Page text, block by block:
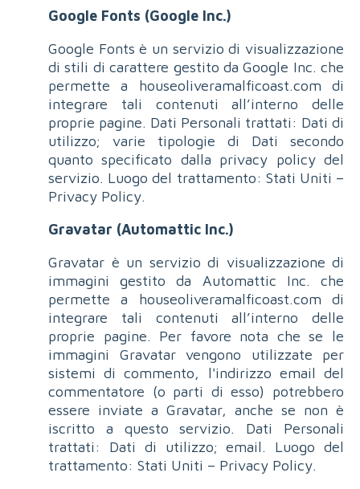
Google Fonts (Google Inc.)
Google Fonts è un servizio di visualizzazione
di stili di carattere gestito da Google Inc. che
permette a houseoliveramalficoast.com di
integrare tali contenuti all’interno delle
proprie pagine. Dati Personali trattati: Dati di
utilizzo; varie tipologie di Dati secondo
quanto specificato dalla privacy policy del
servizio. Luogo del trattamento: Stati Uniti –
Privacy Policy.
Gravatar (Automattic Inc.)
Gravatar è un servizio di visualizzazione di
immagini gestito da Automattic Inc. che
permette a houseoliveramalficoast.com di
integrare tali contenuti all’interno delle
proprie pagine. Per favore nota che se le
immagini Gravatar vengono utilizzate per
sistemi di commento, l'indirizzo email del
commentatore (o parti di esso) potrebbero
essere inviate a Gravatar, anche se non è
iscritto a questo servizio. Dati Personali
trattati: Dati di utilizzo; email. Luogo del
trattamento: Stati Uniti – Privacy Policy.